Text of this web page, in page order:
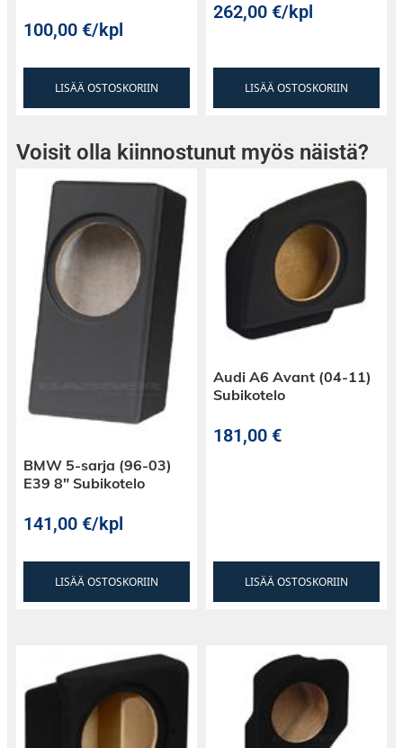
100,00€/kpl
LISÄÄ OSTOSKORIIN
262,00€/kpl
LISÄÄ OSTOSKORIIN
Voisit olla kiinnostunut myös näistä?
BMW 5-sarja (96-03)
E39 8″ Subikotelo
141,00€/kpl
LISÄÄ OSTOSKORIIN
Audi A6 Avant (04-11)
Subikotelo
181,00€
LISÄÄ OSTOSKORIIN